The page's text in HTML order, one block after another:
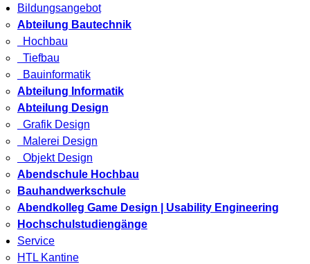
Bildungsangebot
Abteilung Bautechnik
Hochbau
Tiefbau
Bauinformatik
Abteilung Informatik
Abteilung Design
Grafik Design
Malerei Design
Objekt Design
Abendschule Hochbau
Bauhandwerkschule
Abendkolleg Game Design | Usability Engineering
Hochschulstudiengänge
Service
HTL Kantine